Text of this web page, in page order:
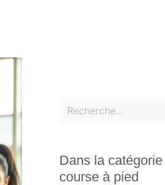
Dans la
course à pied